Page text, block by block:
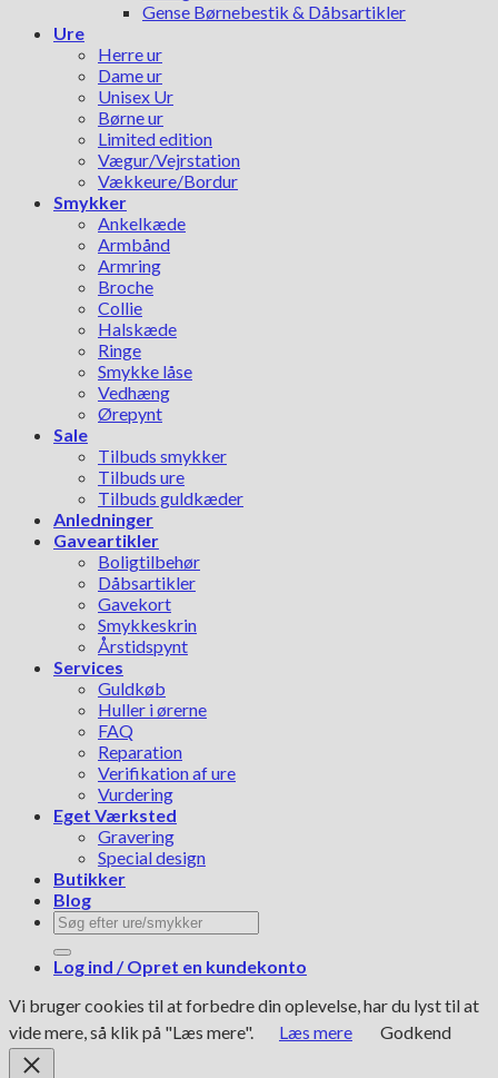
Gense Børnebestik & Dåbsartikler
Ure
Herre ur
Dame ur
Unisex Ur
Børne ur
Limited edition
Vægur/Vejrstation
Vækkeure/Bordur
Smykker
Ankelkæde
Armbånd
Armring
Broche
Collie
Halskæde
Ringe
Smykke låse
Vedhæng
Ørepynt
Sale
Tilbuds smykker
Tilbuds ure
Tilbuds guldkæder
Anledninger
Gaveartikler
Boligtilbehør
Dåbsartikler
Gavekort
Smykkeskrin
Årstidspynt
Services
Guldkøb
Huller i ørerne
FAQ
Reparation
Verifikation af ure
Vurdering
Eget Værksted
Gravering
Special design
Butikker
Blog
Søg
efter:
Log ind / Opret en kundekonto
Vi bruger cookies til at forbedre din oplevelse, har du lyst til at
vide mere, så klik på "Læs mere".
Læs mere Godkend